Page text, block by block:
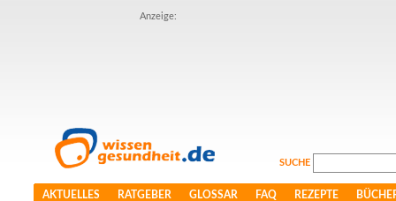
Anzeige:
SUCHE
AKTUELLES RATGEBER GLOSSAR FAQ REZEPTE